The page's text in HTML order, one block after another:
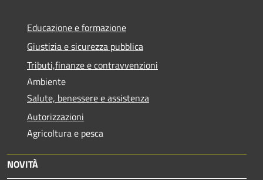
Educazione e formazione
Giustizia e sicurezza pubblica
Tributi,finanze e contravvenzioni
Ambiente
Salute, benessere e assistenza
Autorizzazioni
Agricoltura e pesca
NOVITÀ